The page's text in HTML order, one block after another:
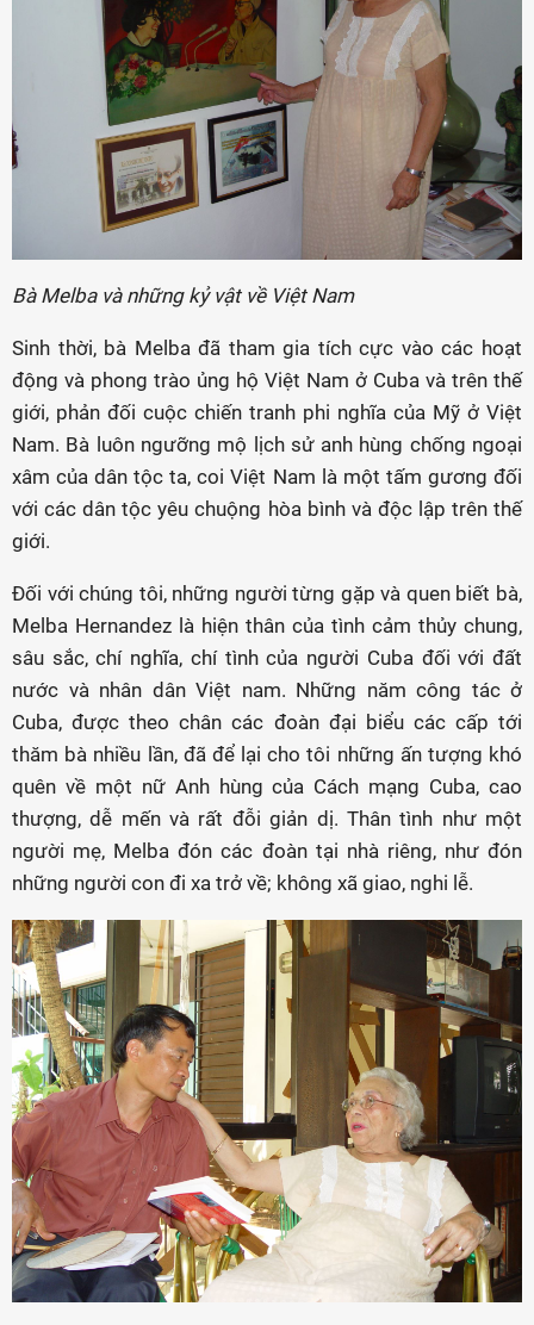
Bà Melba và những kỷ vật về Việt Nam
Sinh thời, bà Melba đã tham gia tích cực vào các hoạt
động và phong trào ủng hộ Việt Nam ở Cuba và trên thế
giới, phản đối cuộc chiến tranh phi nghĩa của Mỹ ở Việt
Nam. Bà luôn ngưỡng mộ lịch sử anh hùng chống ngoại
xâm của dân tộc ta, coi Việt Nam là một tấm gương đối
với các dân tộc yêu chuộng hòa bình và độc lập trên thế
giới.
Đối với chúng tôi, những người từng gặp và quen biết bà,
Melba Hernandez là hiện thân của tình cảm thủy chung,
sâu sắc, chí nghĩa, chí tình của người Cuba đối với đất
nước và nhân dân Việt nam. Những năm công tác ở
Cuba, được theo chân các đoàn đại biểu các cấp tới
thăm bà nhiều lần, đã để lại cho tôi những ấn tượng khó
quên về một nữ Anh hùng của Cách mạng Cuba, cao
thượng, dễ mến và rất đỗi giản dị. Thân tình như một
người mẹ, Melba đón các đoàn tại nhà riêng, như đón
những người con đi xa trở về; không xã giao, nghi lễ.